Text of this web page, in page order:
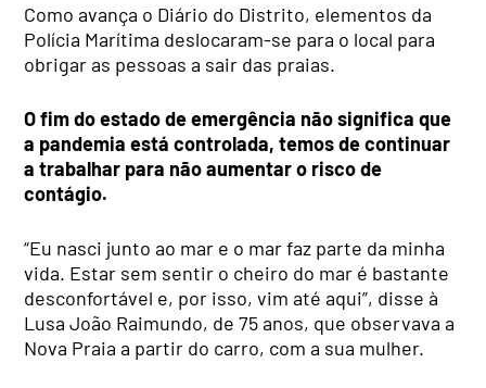
Como avança o Diário do Distrito, elementos da
Polícia Marítima deslocaram-se para o local para
obrigar as pessoas a sair das praias.
O fim do estado de emergência não significa que
a pandemia está controlada, temos de continuar
a trabalhar para não aumentar o risco de
contágio.
“Eu nasci junto ao mar e o mar faz parte da minha
vida. Estar sem sentir o cheiro do mar é bastante
desconfortável e, por isso, vim até aqui”, disse à
Lusa João Raimundo, de 75 anos, que observava a
Nova Praia a partir do carro, com a sua mulher.